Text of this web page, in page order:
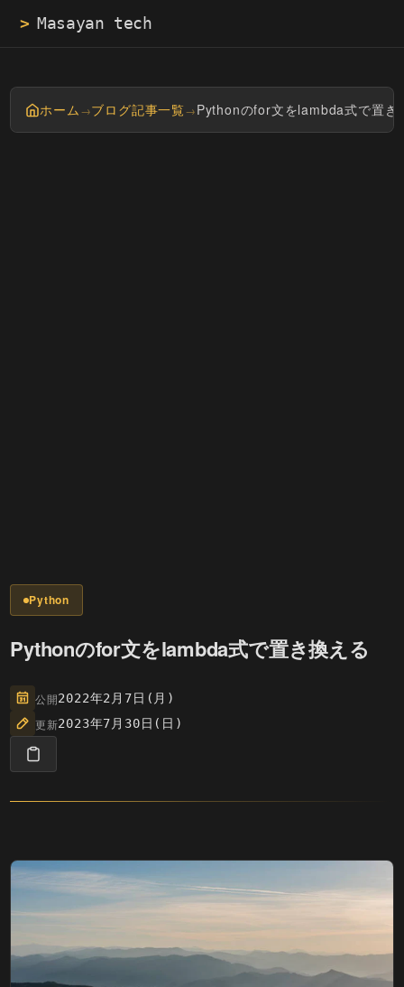
> Ma
ホーム→ブログ記事一覧→Pythonのfor文をlambda式で置き
Python
Pythonのfor文をlambda式で置き換える
公開2022年2月7日(月)
更新2023年7月30日(日)